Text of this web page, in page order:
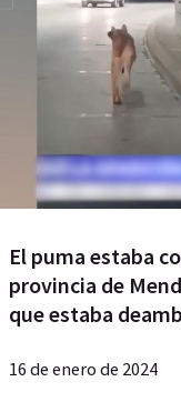
El puma estaba
provincia de
que estaba
16 de enero de 2024